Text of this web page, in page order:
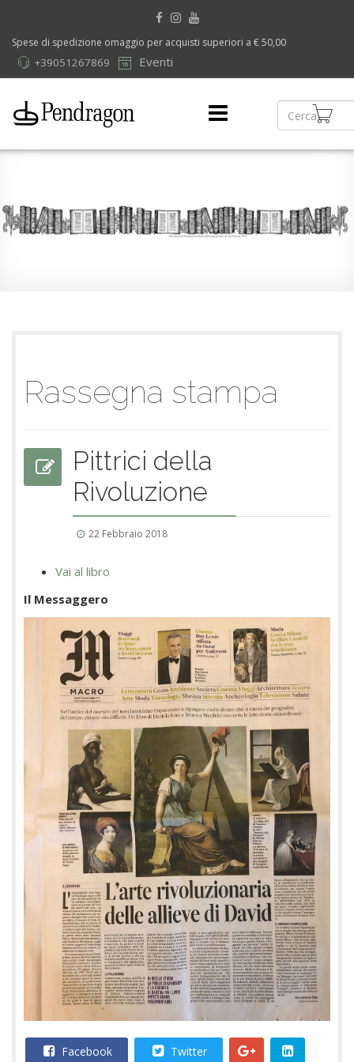
Spese di spedizione omaggio per acquisti superiori a € 50,00
Eventi
+39051267869
Rassegna stampa
Pittrici della
Rivoluzione
22 Febbraio 2018
Vai al libro
Il Messaggero
Facebook Twitter